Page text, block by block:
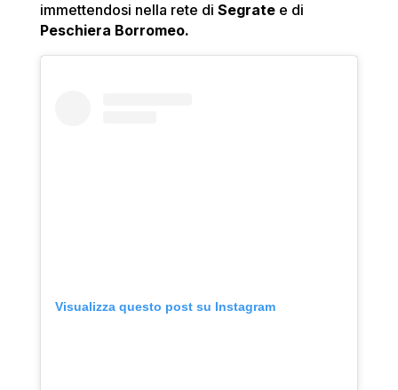
immettendosi nella rete di Segratee di
Peschiera Borromeo.
Visualizza questo post su Instagram